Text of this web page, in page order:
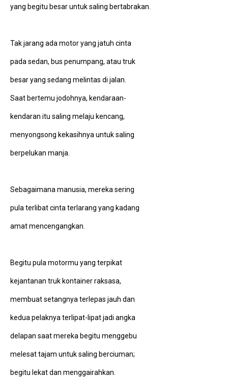
yang begitu besar untuk saling bertabrakan.
Tak jarang ada motor yang jatuh cinta
pada sedan, bus penumpang, atau truk
besar yang sedang melintas di jalan.
Saat bertemu jodohnya, kendaraan-
kendaran itu saling melaju kencang,
menyongsong kekasihnya untuk saling
berpelukan manja.
Sebagaimana manusia, mereka sering
pula terlibat cinta terlarang yang kadang
amat mencengangkan.
Begitu pula motormu yang terpikat
kejantanan truk kontainer raksasa,
membuat setangnya terlepas jauh dan
kedua pelaknya terlipat-lipat jadi angka
delapan saat mereka begitu menggebu
melesat tajam untuk saling berciuman;
begitu lekat dan menggairahkan.